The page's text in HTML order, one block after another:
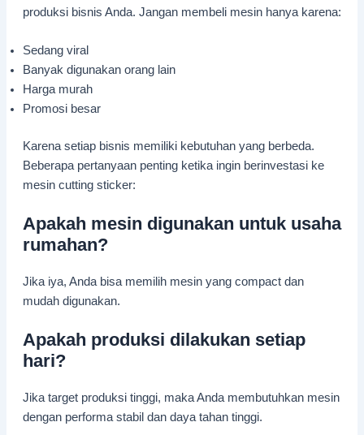
produksi bisnis Anda. Jangan membeli mesin hanya karena:
Sedang viral
Banyak digunakan orang lain
Harga murah
Promosi besar
Karena setiap bisnis memiliki kebutuhan yang berbeda.
Beberapa pertanyaan penting ketika ingin berinvestasi ke
mesin cutting sticker:
Apakah mesin digunakan untuk usaha
rumahan?
Jika iya, Anda bisa memilih mesin yang compact dan
mudah digunakan.
Apakah produksi dilakukan setiap
hari?
Jika target produksi tinggi, maka Anda membutuhkan mesin
dengan performa stabil dan daya tahan tinggi.